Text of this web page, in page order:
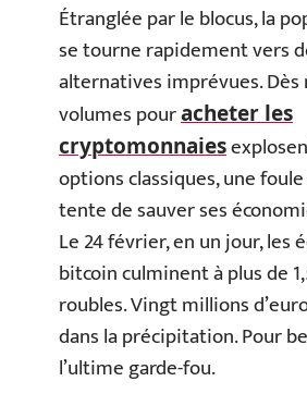
Étranglée par le blocus, la
se tourne rapidement vers
alternatives imprévues. Dès
volumes pouracheter les
cryptomonnaies
options classiques, une
tente de sauver ses
Le 24 février, en un jour, les
bitcoin culminent à plus de
roubles. Vingt millions
dans la précipitation. Pour
l’ultime garde-fou.